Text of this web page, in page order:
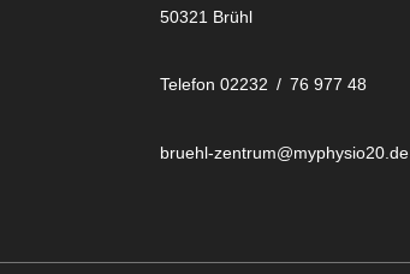
50321 Brühl
Telefon 02232 / 76 977 48
bruehl-zentrum@myphysio20.de